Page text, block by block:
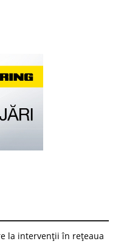
la intervenții în rețeaua